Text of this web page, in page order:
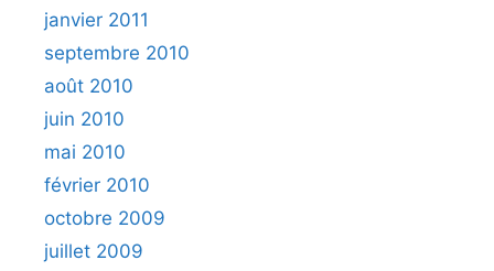
janvier 2011
septembre 2010
août 2010
juin 2010
mai 2010
février 2010
octobre 2009
juillet 2009